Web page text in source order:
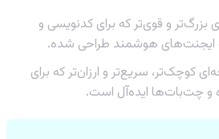
و قوی‌تر که برای کدنویسی و
ایجنت‌های هوشمند طراحی شده.
کوچک‌تر، سریع‌تر و ارزان‌تر که برای
و چت‌بات‌ها ایده‌آل است.